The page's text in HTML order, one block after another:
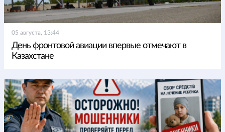
05 августа, 13:44
День фронтовой авиации впервые отмечают в
Казахстане